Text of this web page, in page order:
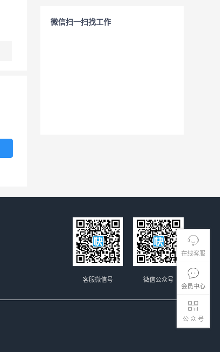
在线客服
会员中心
公 众 号
微信扫一扫找工作
微信公众号
客服微信号